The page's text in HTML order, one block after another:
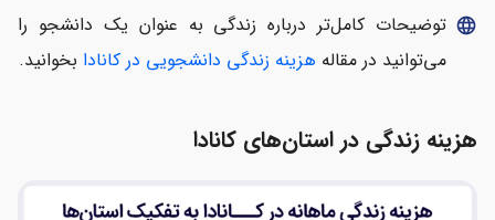
language توضیحات کامل‌تر درباره زندگی به عنوان یک دانشجو را
می‌توانید در مقاله هزینه زندگی دانشجویی در کانادا بخوانید.
هزینه زندگی در استان‌های کانادا